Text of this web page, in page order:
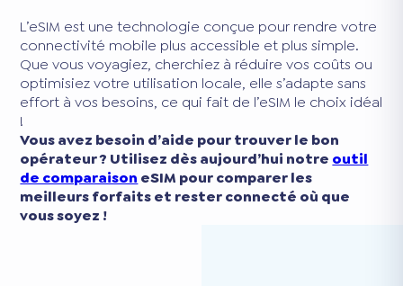
L’eSIM est une technologie conçue pour rendre votre
connectivité mobile plus accessible et plus simple.
Que vous voyagiez, cherchiez à réduire vos coûts ou
optimisiez votre utilisation locale, elle s’adapte sans
effort à vos besoins, ce qui fait de l’eSIM le choix idéal
!
Vous avez besoin d’aide pour trouver le bon
opérateur ? Utilisez dès aujourd’hui notre outil
de comparaison eSIM pour comparer les
meilleurs forfaits et rester connecté où que
vous soyez !